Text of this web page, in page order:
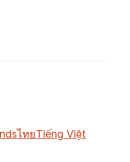
ไทยTiếng Việt